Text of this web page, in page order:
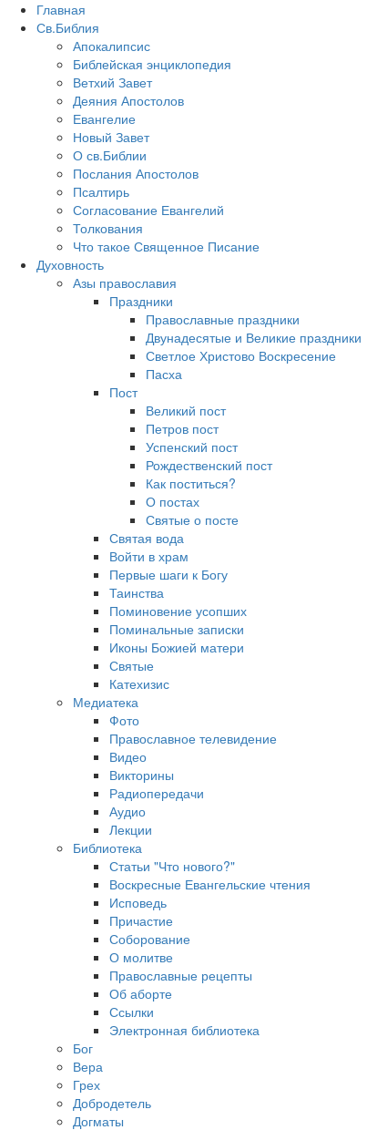
Главная
Св.Библия
Апокалипсис
Библейская энциклопедия
Ветхий Завет
Деяния Апостолов
Евангелие
Новый Завет
О св.Библии
Послания Апостолов
Псалтирь
Согласование Евангелий
Толкования
Что такое Священное Писание
Духовность
Азы православия
Праздники
Православные праздники
Двунадесятые и Великие праздники
Светлое Христово Воскресение
Пасха
Пост
Великий пост
Петров пост
Успенский пост
Рождественский пост
Как поститься?
О постах
Святые о посте
Святая вода
Войти в храм
Первые шаги к Богу
Таинства
Поминовение усопших
Поминальные записки
Иконы Божией матери
Святые
Катехизис
Медиатека
Фото
Православное телевидение
Видео
Викторины
Радиопередачи
Аудио
Лекции
Библиотека
Статьи "Что нового?"
Воскресные Евангельские чтения
Исповедь
Причастие
Соборование
О молитве
Православные рецепты
Об аборте
Ссылки
Электронная библиотека
Бог
Вера
Грех
Добродетель
Догматы